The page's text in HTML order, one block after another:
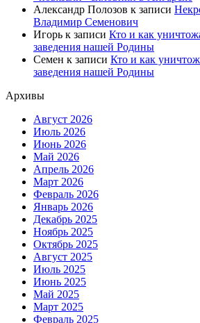
Александр Полозов к записи
Владимир Семенович
Игорь к записи Кто и как
заведения нашей Родины
Семен к записи Кто и как
заведения нашей Родины
Архивы
Август 2026
Июль 2026
Июнь 2026
Май 2026
Апрель 2026
Март 2026
Февраль 2026
Январь 2026
Декабрь 2025
Ноябрь 2025
Октябрь 2025
Август 2025
Июль 2025
Июнь 2025
Май 2025
Март 2025
Февраль 2025